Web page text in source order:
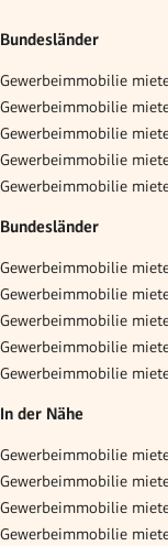
Bundesländer
Gewerbeimmobilie
Gewerbeimmobilie
Gewerbeimmobilie
Gewerbeimmobilie
Gewerbeimmobilie
Bundesländer
Gewerbeimmobilie
Gewerbeimmobilie
Gewerbeimmobilie
Gewerbeimmobilie
Gewerbeimmobilie
In der Nähe
Gewerbeimmobilie
Gewerbeimmobilie
Gewerbeimmobilie
Gewerbeimmobilie